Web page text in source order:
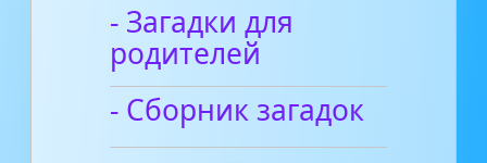
- Загадки для
родителей
- Сборник загадок